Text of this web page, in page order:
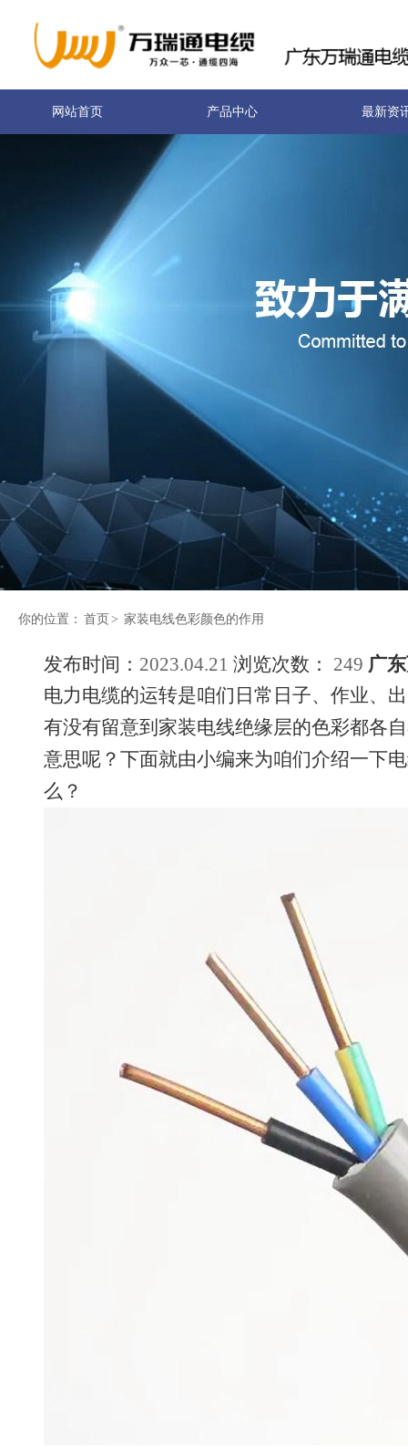
网站首页 产品中心 最新资
联系我们
你的位置： 首页 > 家装电线色彩颜色的作用
发布时间： 2023.04.21 浏览次数： 249 广
电力电缆的运转是咱们日常日子、作业、
有没有留意到家装电线绝缘层的色彩都各
意思呢？下面就由小编来为咱们介绍一下
么？